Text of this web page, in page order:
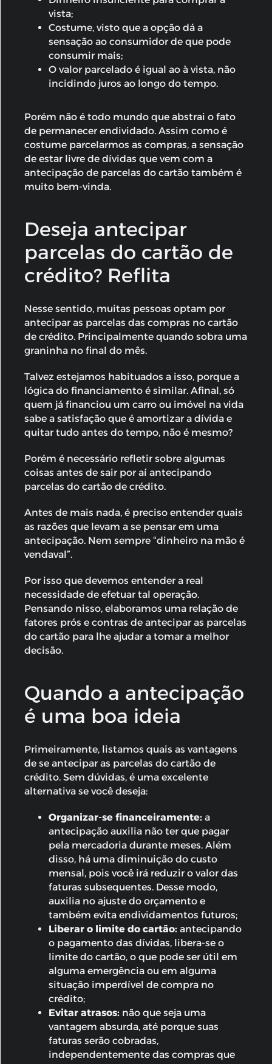
vista;
Costume, visto que a opção dá a
sensação ao consumidor de que pode
consumir mais;
O valor parcelado é igual ao à vista, não
incidindo juros ao longo do tempo.
Porém não é todo mundo que abstrai o fato
de permanecer endividado. Assim como é
costume parcelarmos as compras, a sensação
de estar livre de dívidas que vem com a
antecipação de parcelas do cartão também é
muito bem-vinda.
Deseja antecipar
parcelas do cartão de
crédito? Reflita
Nesse sentido, muitas pessoas optam por
antecipar as parcelas das compras no cartão
de crédito. Principalmente quando sobra uma
graninha no final do mês.
Talvez estejamos habituados a isso, porque a
lógica do financiamento é similar. Afinal, só
quem já financiou um carro ou imóvel na vida
sabe a satisfação que é amortizar a dívida e
quitar tudo antes do tempo, não é mesmo?
Porém é necessário refletir sobre algumas
coisas antes de sair por aí antecipando
parcelas do cartão de crédito.
Antes de mais nada, é preciso entender quais
as razões que levam a se pensar em uma
antecipação. Nem sempre “dinheiro na mão é
vendaval”.
Por isso que devemos entender a real
necessidade de efetuar tal operação.
Pensando nisso, elaboramos uma relação de
fatores prós e contras de antecipar as parcelas
do cartão para lhe ajudar a tomar a melhor
decisão.
Quando a antecipação
é uma boa ideia
Primeiramente, listamos quais as vantagens
de se antecipar as parcelas do cartão de
crédito. Sem dúvidas, é uma excelente
alternativa se você deseja:
Organizar-se financeiramente: a
antecipação auxilia não ter que pagar
pela mercadoria durante meses. Além
disso, há uma diminuição do custo
mensal, pois você irá reduzir o valor das
faturas subsequentes. Desse modo,
auxilia no ajuste do orçamento e
também evita endividamentos futuros;
Liberar o limite do cartão: antecipando
o pagamento das dívidas, libera-se o
limite do cartão, o que pode ser útil em
alguma emergência ou em alguma
situação imperdível de compra no
crédito;
Evitar atrasos: não que seja uma
vantagem absurda, até porque suas
faturas serão cobradas,
independentemente das compras que